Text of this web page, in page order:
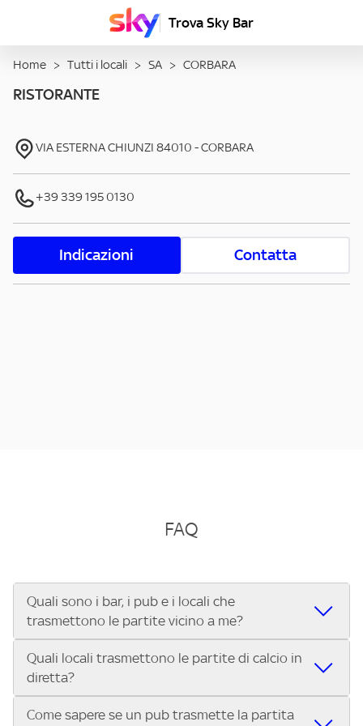
Trova Sky Bar
Home > Tutti i locali > SA > CORBARA
RISTORANTE
VIA ESTERNA CHIUNZI 84010 -CORBARA
+39 339 195 0130
Indicazioni Contatta
FAQ
Quali sono i bar, i pub e i locali che
trasmettono le partite vicino a me?
Se cerchi un bar, pub, ristorante o locale vicino a te per
vedere le partite di Serie A ENILIVE, la Serie C Sky Wifi, la
UEFA Champions League, la UEFA Europa League, la UEFA
Conference League, il Tennis, la Formula 1®, la MotoGP™ e
Quali locali trasmettono le partite di calcio in
diretta?
Vuoi sapere quali bar, pub o ristoranti mostrano le partite
Come sapere se un pub trasmette la partita